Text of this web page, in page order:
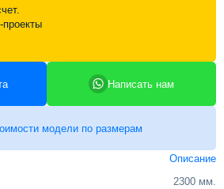
проекты
Написать нам
модели по размерам
Описание
2300 мм.